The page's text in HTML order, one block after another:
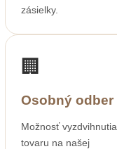
zásielky.
🏢
Osobný odber
Možnosť vyzdvihnutia
tovaru na našej